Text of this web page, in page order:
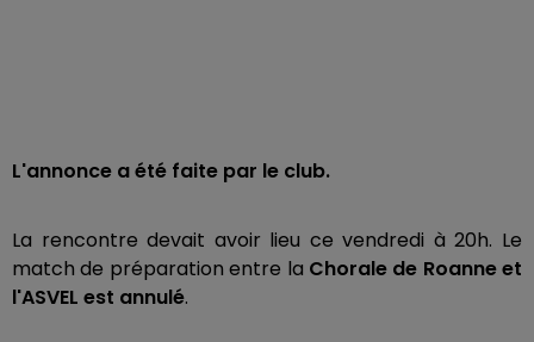
L'annonce a été faite par le club.
La rencontre devait avoir lieu ce vendredi à 20h. Le
match de préparation entre la Chorale de Roanne et
l'ASVEL est annulé.